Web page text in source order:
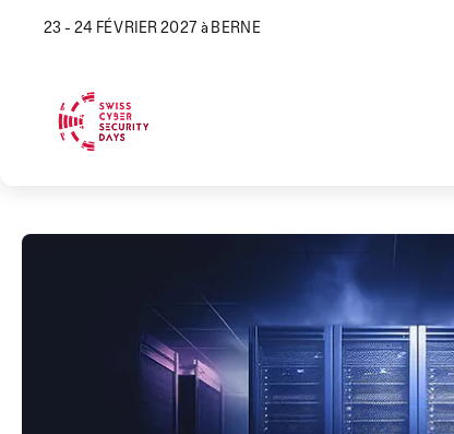
23 - 24 FÉVRIER 2027 à BERNE